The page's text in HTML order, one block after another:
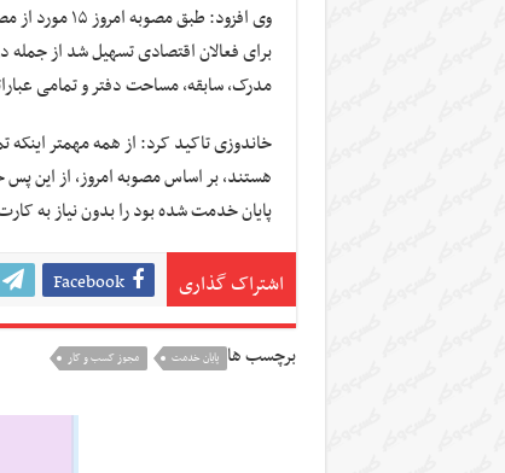
وی افزود:
برای فعالان اقتصادی تسهیل شد از
مدرک، سابقه، مساحت دفتر و تمامی
خاندوزی تاکید کرد: از همه مهمتر
هستند، بر اساس مصوبه امروز، از این
پایان خدمت شده بود را بدون نیاز به
اشتراک گذاری Facebook
برچسب ها پایان خدمت مجوز کسب و کار